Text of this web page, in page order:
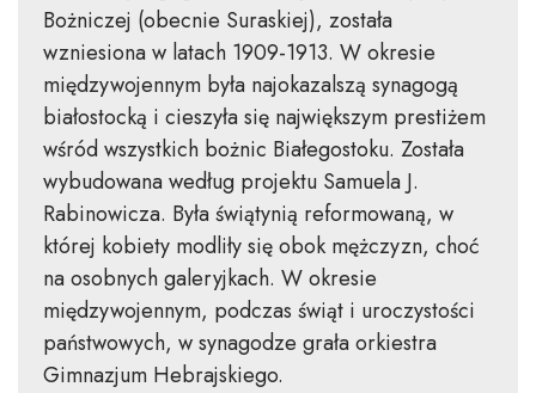
Bożniczej (obecnie Suraskiej), została
wzniesiona w latach 1909-1913. W okresie
międzywojennym była najokazalszą synagogą
białostocką i cieszyła się największym prestiżem
wśród wszystkich bożnic Białegostoku. Została
wybudowana według projektu Samuela J.
Rabinowicza. Była świątynią reformowaną, w
której kobiety modliły się obok mężczyzn, choć
na osobnych galeryjkach. W okresie
międzywojennym, podczas świąt i uroczystości
państwowych, w synagodze grała orkiestra
Gimnazjum Hebrajskiego.